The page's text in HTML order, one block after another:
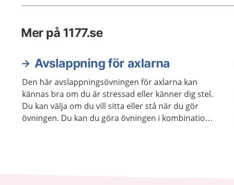
Mer på 1177.se
Avslappning för axlarna
Den här avslappningsövningen för axlarna kan
kännas bra om du är stressad eller känner dig stel.
Du kan välja om du vill sitta eller stå när du gör
övningen. Du kan du göra övningen i kombination